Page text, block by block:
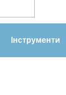
Інструменти